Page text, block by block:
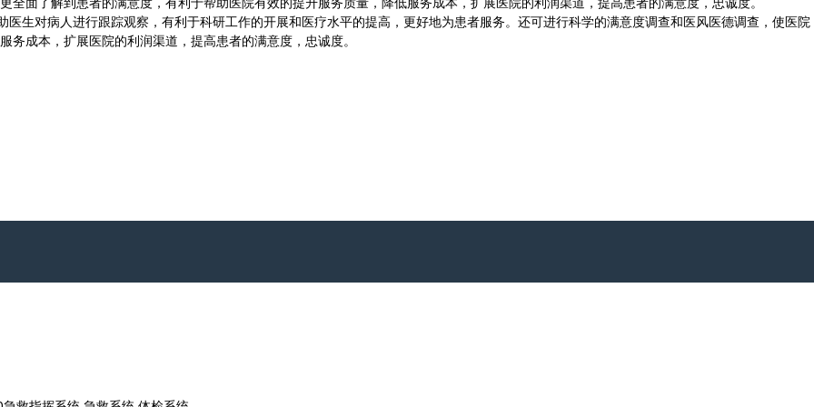
生对病人进行跟踪观察，有利于科研工作的开展和医疗水平的提高，更好地为患者服务。还可进行科学的满意度调查和医风医德调查，使医院
成本，扩展医院的利润渠道，提高患者的满意度，忠诚度。